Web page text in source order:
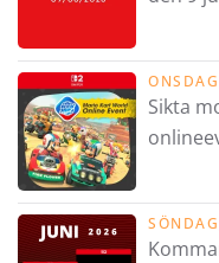
Sikta